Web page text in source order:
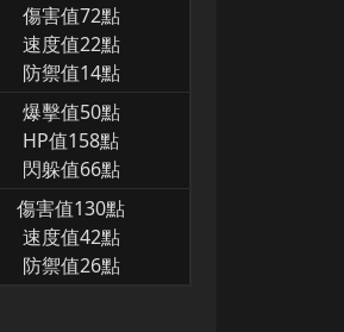
傷害值72點
速度值22點
防禦值14點
爆擊值50點
HP值158點
閃躲值66點
傷害值130點
速度值42點
防禦值26點